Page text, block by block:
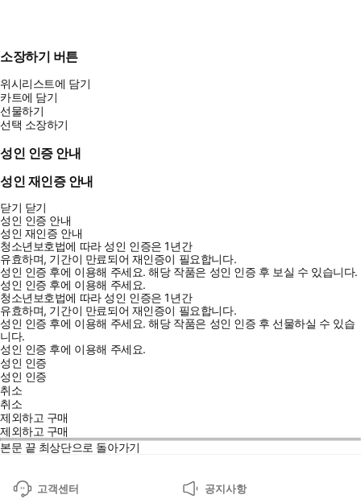
소장하기 버튼
위시리스트에 담기
카트에 담기
선물하기
선택 소장하기
성인 인증 안내
성인 재인증 안내
닫기 닫기
성인 인증 안내
성인 재인증 안내
청소년보호법에 따라 성인 인증은 1년간
유효하며, 기간이 만료되어 재인증이 필요합니다.
성인 인증 후에 이용해 주세요.해당 작품은 성인 인증 후 보실 수 있습니다.
성인 인증 후에 이용해 주세요.
청소년보호법에 따라 성인 인증은 1년간
유효하며, 기간이 만료되어 재인증이 필요합니다.
성인 인증 후에 이용해 주세요.해당 작품은 성인 인증 후 선물하실 수 있습
니다.
성인 인증 후에 이용해 주세요.
성인 인증
성인 인증
취소
취소
제외하고 구매
제외하고 구매
본문 끝 최상단으로 돌아가기
고객센터 공지사항